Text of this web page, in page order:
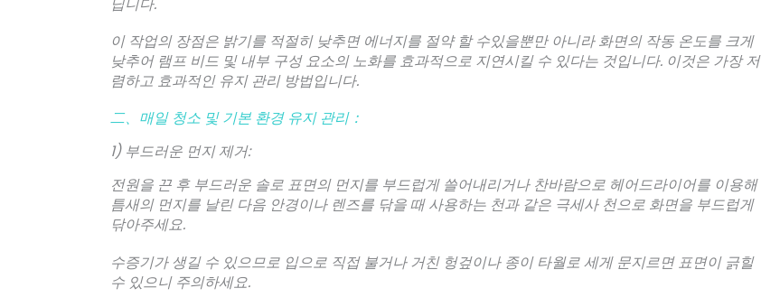
이 작업의 장점은 밝기를 적절히 낮추면 에너지를 절약 할 수있을뿐만 아니라 화면의 작동 온도를 크게
낮추어 램프 비드 및 내부 구성 요소의 노화를 효과적으로 지연시킬 수 있다는 것입니다. 이것은 가장 저
렴하고 효과적인 유지 관리 방법입니다.
二、매일 청소 및 기본 환경 유지 관리：
1) 부드러운 먼지 제거:
전원을 끈 후 부드러운 솔로 표면의 먼지를 부드럽게 쓸어내리거나 찬바람으로 헤어드라이어를 이용해
틈새의 먼지를 날린 다음 안경이나 렌즈를 닦을 때 사용하는 천과 같은 극세사 천으로 화면을 부드럽게
닦아주세요.
수증기가 생길 수 있으므로 입으로 직접 불거나 거친 헝겊이나 종이 타월로 세게 문지르면 표면이 긁힐
수 있으니 주의하세요.